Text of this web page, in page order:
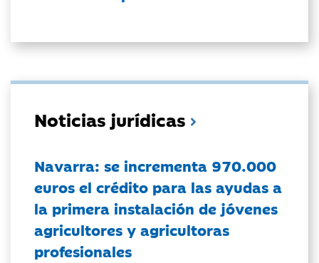
Noticias jurídicas
Navarra: se incrementa 970.000
euros el crédito para las ayudas a
la primera instalación de jóvenes
agricultores y agricultoras
profesionales